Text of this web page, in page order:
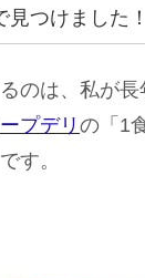
見つけました！
のは、私が
プデリ の「1
す。